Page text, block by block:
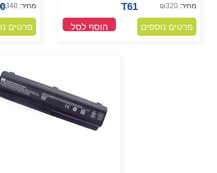
T61
מחיר: ₪320
פרטים נוספים הוסף לסל
מחיר: ₪340
פרטים